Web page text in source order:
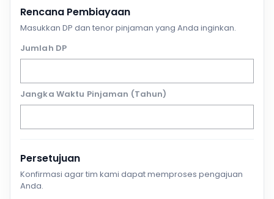
Rencana Pembiayaan
Masukkan DP dan tenor pinjaman yang Anda inginkan.
Jumlah DP
Jangka Waktu Pinjaman (Tahun)
Persetujuan
Konfirmasi agar tim kami dapat memproses pengajuan
Anda.